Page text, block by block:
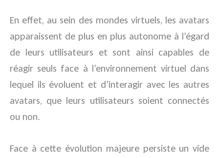
En effet, au sein des mondes virtuels, les avatars
apparaissent de plus en plus autonome à l’égard
de leurs utilisateurs et sont ainsi capables de
réagir seuls face à l’environnement virtuel dans
lequel ils évoluent et d’interagir avec les autres
avatars, que leurs utilisateurs soient connectés
ou non.
Face à cette évolution majeure persiste un vide